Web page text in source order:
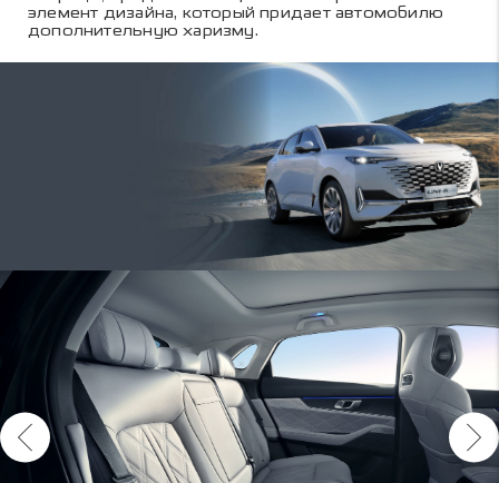
элемент дизайна, который придает автомобилю
дополнительную харизму.